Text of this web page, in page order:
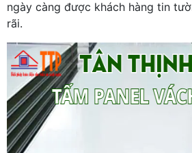
ngày càng được khách hàng tin
rãi.